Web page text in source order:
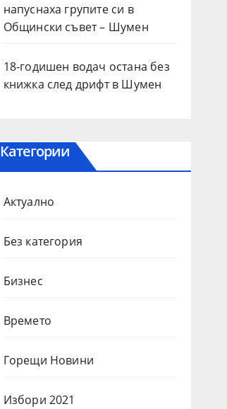
напуснаха групите си в
Общински съвет – Шумен
18-годишен водач остана без
книжка след дрифт в Шумен
Категории
Актуално
Без категория
Бизнес
Времето
Горещи Новини
Избори 2021